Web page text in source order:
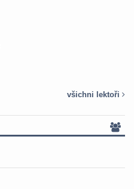
všichni lektoři